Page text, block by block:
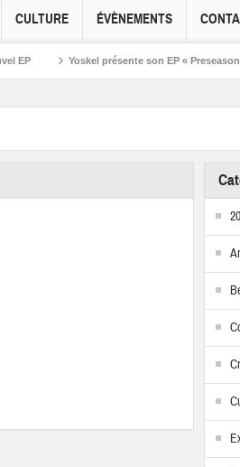
CULTURE ÉVÈNEMENTS
Yoskel présente son EP « Preseason » le